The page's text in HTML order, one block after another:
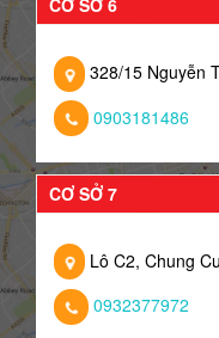
CƠ SỞ 6
328/15 Nguyễn
0903181486
CƠ SỞ 7
Lô C2, Chung
0932377972